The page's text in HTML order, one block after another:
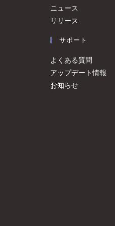
ニュース
リリース
サポート
よくある質問
アップデート情報
お知らせ